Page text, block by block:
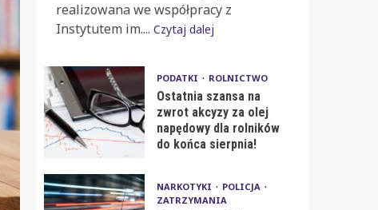
realizowana we współpracy z
Instytutem im.... Czytaj dalej
PODATKI ROLNICTWO
Ostatnia szansa na
zwrot akcyzy za olej
napędowy dla rolników
do końca sierpnia!
NARKOTYKI
POLICJA
ZATRZYMANIA